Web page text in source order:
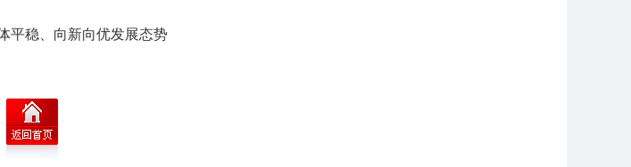
平稳、向新向优发展态势